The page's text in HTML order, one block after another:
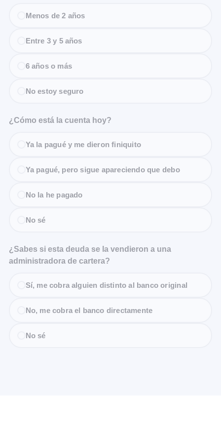
Menos de 2 años
Entre 3 y 5 años
6 años o más
No estoy seguro
¿Cómo está la cuenta hoy?
Ya la pagué y me dieron finiquito
Ya pagué, pero sigue apareciendo que debo
No la he pagado
No sé
¿Sabes si esta deuda se la vendieron a una
administradora de cartera?
Sí, me cobra alguien distinto al banco original
No, me cobra el banco directamente
No sé